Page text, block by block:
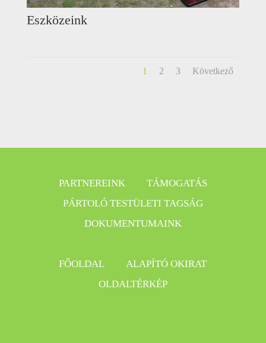
Eszközeink
1 2 3 Következő
PARTNEREINK
TÁMOGATÁS
PÁRTOLÓ TESTÜLETI TAGSÁG
DOKUMENTUMAINK
FŐOLDAL
ALAPÍTÓ OKIRAT
OLDALTÉRKÉP